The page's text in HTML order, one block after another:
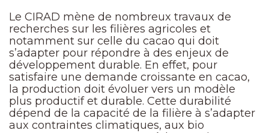
Le CIRAD mène de nombreux travaux de
recherches sur les filières agricoles et
notamment sur celle du cacao qui doit
s’adapter pour répondre à des enjeux de
développement durable. En effet, pour
satisfaire une demande croissante en cacao,
la production doit évoluer vers un modèle
plus productif et durable. Cette durabilité
dépend de la capacité de la filière à s’adapter
aux contraintes climatiques, aux bio